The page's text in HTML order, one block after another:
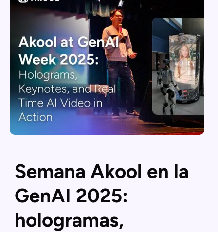
Semana Akool en la
GenAI 2025:
hologramas,